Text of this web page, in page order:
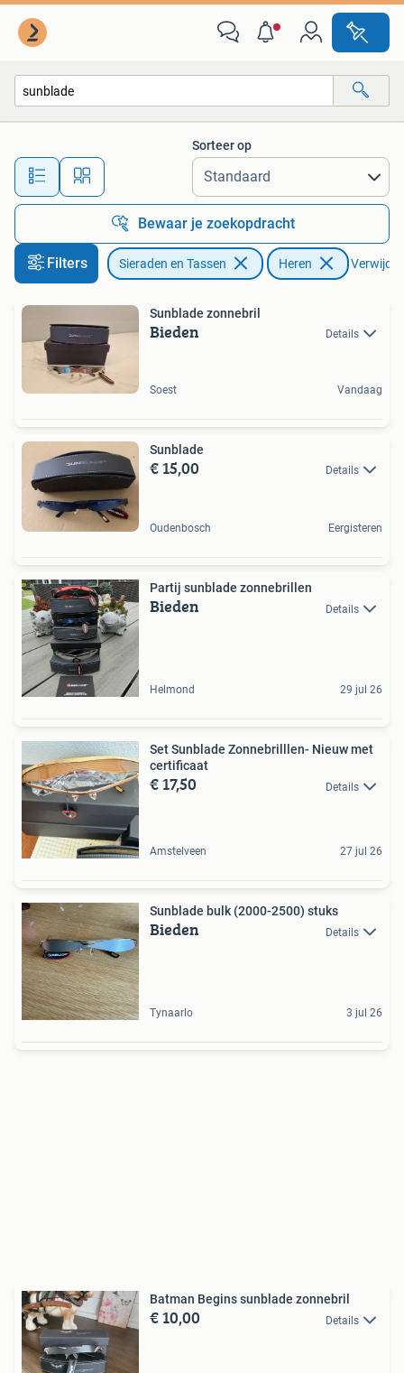
Alle afstanden…
Sorteer op
Bewaar je zoekopdracht
Filters Sieraden en Tassen Heren
Sunblade zonnebril
Bieden Details
Soest Vandaag
Sunblade
€ 15,00 Details
Oudenbosch Eergisteren
Partij sunblade zonnebrillen
Bieden Details
Helmond 29 jul 26
Set Sunblade Zonnebrilllen- Nieuw met
certificaat
€ 17,50 Details
Amstelveen 27 jul 26
Sunblade bulk (2000-2500) stuks
Bieden Details
Tynaarlo 3 jul 26
Batman Begins sunblade zonnebril
€ 10,00 Details